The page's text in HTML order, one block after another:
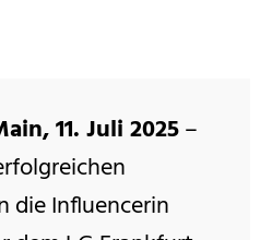
11. Juli 2025–
die Influencerin